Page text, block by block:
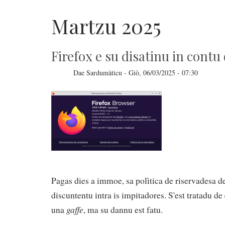
Martzu 2025
Firefox e su disatinu in contu
Dae Sardumàticu - Giò, 06/03/2025 - 07:30
Pagas dies a immoe, sa polìtica de riservadesa
discuntentu intra is impitadores. S'est tratadu
una gaffe, ma su dannu est fatu.